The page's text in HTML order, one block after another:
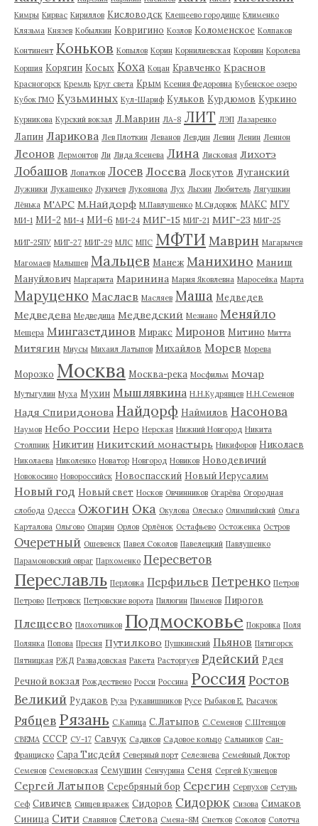
Кимры Кирвас Кириллов Кисловодск Клещеево городище Клименко
Клязьма Князев Кобылкин Ковригино Козлов Коломенское Колпаков
Континент Коньков Копылов Корин Корнилиевская Коровин Королева
Коршия Корягин Косых Коха Коцан Кравченко Краснов
Красногорск Кремль Круг света Крым Ксения Федоровна Кубенское озеро
Кубок ГМО Кузьминых Кул-Шариф Кульков Курдюмов Куркино
Курникова Курский вокзал Л.Маврин ЛА-8 ЛИТ ЛЭП Лазаренко
Лапин Ларикова Лев Плоткин Леванов Левдин Левин Ленин Леннон
Леонов Лермонтов Ли Лида Ясенева Лина Лисковая Лихотэ
Лобашов Лопатков Лосев Лосева Лоскутов Луганский
Лужники Лукашенко Лукичев Лукоянова Лух Лыхин Любитель Лягушкин
Лёнька М'АРС М.Найдорф М.Павлушенко М.Сидорюк МАКС МГУ
МИ-1 МИ-2 МИ-4 МИ-6 МИ-24 МИГ-15 МИГ-21 МИГ-23 МИГ-25
МИГ-25ПУ МИГ-27 МИГ-29 МЛС МПС МФТИ Маврин Магарычев
Магомаев Малышев Мальцев Манеж Манихино Маниш
Мануйлович Маргарита Маринина Мария Яковлевна Маросейка Марта
Маруценко Маслаев Масляев Маша Медведев
Медведева Медведица Медведский Мезиано Меняйло
Мещера Мингазетдинов Миракс Миронов Митино Митта
Митягин Миусы Михаил Латыпов Михайлов Морев Морева
Морозко Москва Москва-река Мосфильм Мочар
Мутыгулин Муха Мухин Мышлявкина Н.Н.Кудрявцев Н.Н.Семенов
Надя Спиридонова Найдорф Наймилов Насонова
Наумов Небо России Неро Нерская Нижний Новгород Никита
Столпник Никитин Никитский монастырь Никифоров Николаев
Николаева Николенко Новатор Новгород Новиков Новодевичий
Новокосино Новороссийск Новоспасский Новый Иерусалим
Новый год Новый свет Носков Овчинников Огарёва Огородная
слобода Одесса Ожогин Ока Окулова Олесько Олимпийский Ольга
Карталова Ольгово Опарин Орлов Орлёнок Остафьево Остоженка Остров
Очеретный Ошевенск Павел Соколов Павелецкий Павлушенко
Парамоновский овраг Пархоменко Пересветов
Переславль Перловка Перфильев Петренко Петров
Петрово Петровск Петровские ворота Пилюгин Пименов Пирогов
Плещеево Плохотников Подмосковье Покровка Поля
Полянка Попова Пресня Путилково Пушкинский Пьянов Пятигорск
Пятницкая РЖД Развадовская Ракета Расторгуев Рдейский Рдея
Речной вокзал Рождествено Росси Россина Россия Ростов
Великий Рудаков Руза Рукавишников Русе Рыбаков Е. Рысачок
Рябцев Рязань С.Капица С.Латыпов С.Семенов С.Штенцов
СВЕМА СССР СУ-17 Савчук Садиков Садовое кольцо Сальников Сан-
Франциско Сара Тисдейл Северный порт Селезнева Семейный Доктор
Семенов Семеновская Семушин Сенчурина Сеня Сергей Кузнецов
Сергей Латыпов Серебряный бор Серегин Серпухов Сетунь
Сеф Сивичев Сивцев вражек Сидоров Сидорюк Сизова Симаков
Синица Сити Славянов Слетова Смена-8М Снетков Соколов Солотча